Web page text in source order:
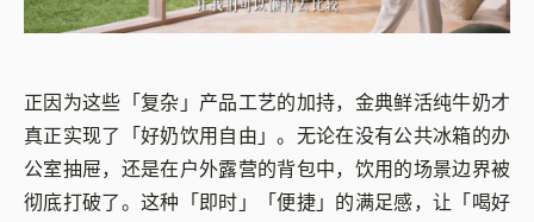
正因为这些「复杂」产品工艺的加持，金典鲜活纯牛奶才
真正实现了「好奶饮用自由」。无论在没有公共冰箱的办
公室抽屉，还是在户外露营的背包中，饮用的场景边界被
彻底打破了。这种「即时」「便捷」的满足感，让「喝好